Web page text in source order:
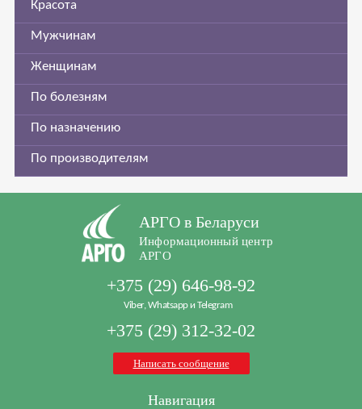
Красота
Мужчинам
Женщинам
По болезням
По назначению
По производителям
АРГО в Беларуси
Информационный центр
АРГО
+375 (29) 646-98-92
Viber, Whatsapp и Telegram
+375 (29) 312-32-02
Написать сообщение
Навигация